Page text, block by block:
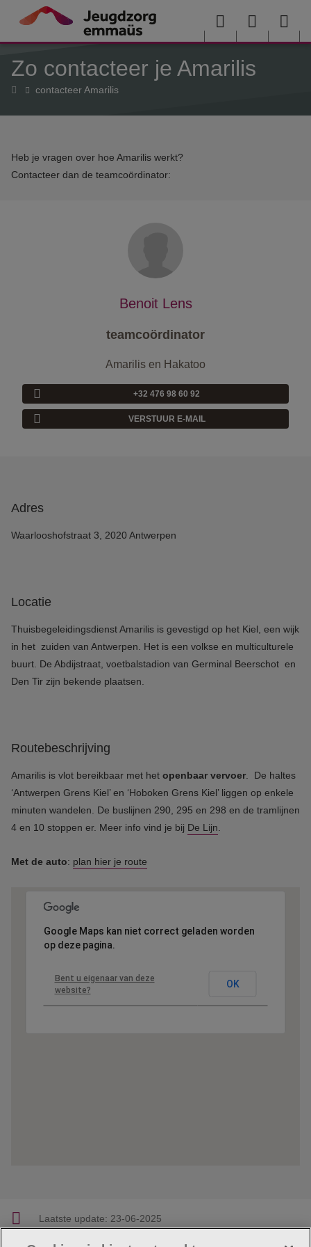
Overslaan en naar de inhoud gaan
Menu User
menu
Zo contacteer je Amarilis
Homecontacteer Amarilis
Heb je vragen over hoe Amarilis werkt?
Contacteer dan de teamcoördinator:
Benoit Lens
teamcoördinator
Amarilis en Hakatoo
+32 476 98 60 92
VERSTUUR E-MAIL
Adres
Waarlooshofstraat 3, 2020 Antwerpen
Locatie
Thuisbegeleidingsdienst Amarilis is gevestigd op het Kiel, een wijk
in het zuiden van Antwerpen. Het is een volkse en multiculturele
buurt. De Abdijstraat, voetbalstadion van Germinal Beerschot en
Den Tir zijn bekende plaatsen.
Routebeschrijving
Amarilis is vlot bereikbaar met het openbaar vervoer . De haltes
‘Antwerpen Grens Kiel’ en ‘Hoboken Grens Kiel’ liggen op enkele
minuten wandelen. De buslijnen 290, 295 en 298 en de tramlijnen
4 en 10 stoppen er. Meer info vind je bij De Lijn
Met de auto: plan hier je route
Google Maps kan niet correct geladen worden
op deze pagina.
Bent u eigenaar van deze
website?
OK
Laatste update: 23-06-2025